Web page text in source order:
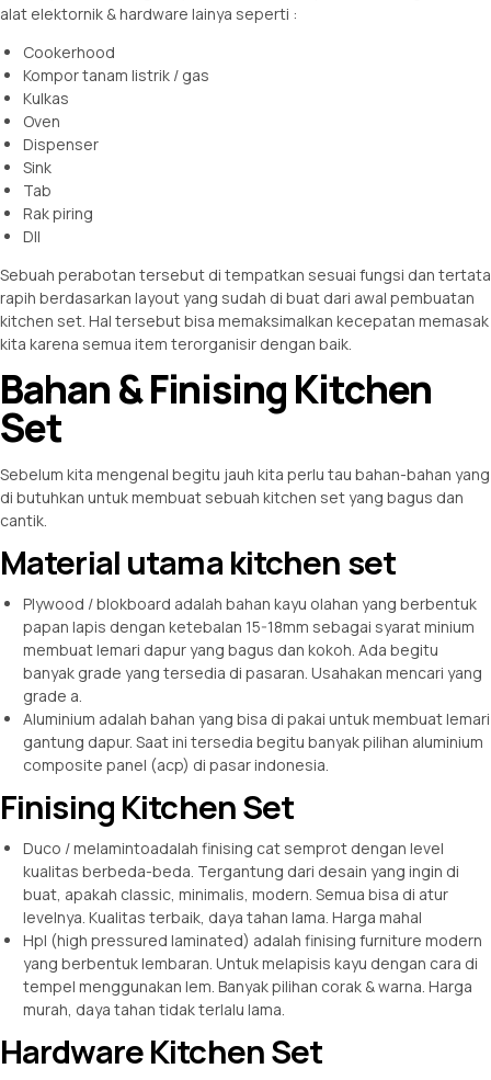
alat elektornik & hardware lainya seperti :
Cookerhood
Kompor tanam listrik / gas
Kulkas
Oven
Dispenser
Sink
Tab
Rak piring
Dll
Sebuah perabotan tersebut di tempatkan sesuai fungsi dan tertata
rapih berdasarkan layout yang sudah di buat dari awal pembuatan
kitchen set. Hal tersebut bisa memaksimalkan kecepatan memasak
kita karena semua item terorganisir dengan baik.
Bahan & Finising Kitchen
Set
Sebelum kita mengenal begitu jauh kita perlu tau bahan-bahan yang
di butuhkan untuk membuat sebuah kitchen set yang bagus dan
cantik.
Material utama kitchen set
Plywood / blokboard adalah bahan kayu olahan yang berbentuk
papan lapis dengan ketebalan 15-18mm sebagai syarat minium
membuat lemari dapur yang bagus dan kokoh. Ada begitu
banyak grade yang tersedia di pasaran. Usahakan mencari yang
grade a.
Aluminium adalah bahan yang bisa di pakai untuk membuat lemari
gantung dapur. Saat ini tersedia begitu banyak pilihan aluminium
composite panel (acp) di pasar indonesia.
Finising Kitchen Set
Duco / melamintoadalah finising cat semprot dengan level
kualitas berbeda-beda. Tergantung dari desain yang ingin di
buat, apakah classic, minimalis, modern. Semua bisa di atur
levelnya. Kualitas terbaik, daya tahan lama. Harga mahal
Hpl (high pressured laminated) adalah finising furniture modern
yang berbentuk lembaran. Untuk melapisis kayu dengan cara di
tempel menggunakan lem. Banyak pilihan corak & warna. Harga
murah, daya tahan tidak terlalu lama.
Hardware Kitchen Set